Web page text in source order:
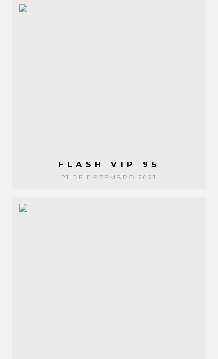
FLASH VIP 95
21 DE DEZEMBRO 2021